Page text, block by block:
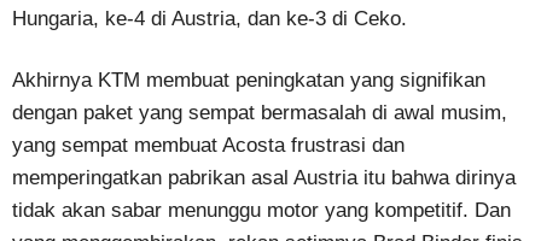
Hungaria, ke-4 di Austria, dan ke-3 di Ceko.
Akhirnya KTM membuat peningkatan yang signifikan
dengan paket yang sempat bermasalah di awal musim,
yang sempat membuat Acosta frustrasi dan
memperingatkan pabrikan asal Austria itu bahwa dirinya
tidak akan sabar menunggu motor yang kompetitif. Dan